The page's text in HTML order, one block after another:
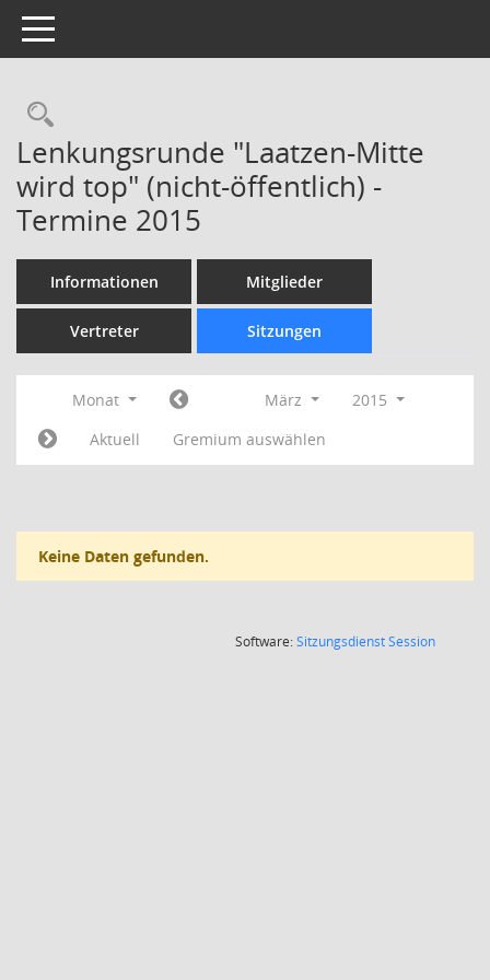
Toggle navigation
Rechercheauswahl
Lenkungsrunde "Laatzen-Mitte
wird top" (nicht-öffentlich) -
Termine 2015
Informationen Mitglieder
Vertreter Sitzungen
Monat März
2015
Aktuell
Gremium auswählen
Keine Daten gefunden.
Software:SitzungsdienstSession(Wird in